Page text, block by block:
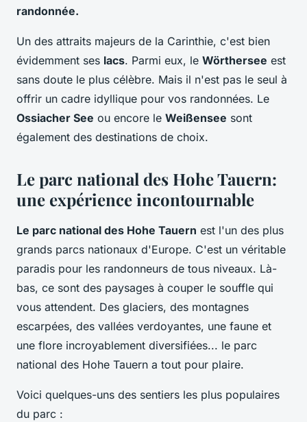
randonnée.
Un des attraits majeurs de la Carinthie, c'est bien
évidemment ses lacs. Parmi eux, le Wörthersee est
sans doute le plus célèbre. Mais il n'est pas le seul à
offrir un cadre idyllique pour vos randonnées. Le
Ossiacher See ou encore le Weißensee sont
également des destinations de choix.
Le parc national des Hohe Tauern:
une expérience incontournable
Le parc national des Hohe Tauern est l'un des plus
grands parcs nationaux d'Europe. C'est un véritable
paradis pour les randonneurs de tous niveaux. Là-
bas, ce sont des paysages à couper le souffle qui
vous attendent. Des glaciers, des montagnes
escarpées, des vallées verdoyantes, une faune et
une flore incroyablement diversifiées... le parc
national des Hohe Tauern a tout pour plaire.
Voici quelques-uns des sentiers les plus populaires
du parc :